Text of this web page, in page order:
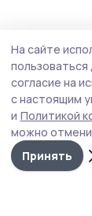
Будущая
исполнила
На сайте
согласие на
с настоящим
и Политикой
можно
Принять